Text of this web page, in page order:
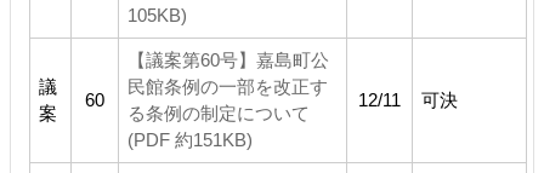
105KB)
議
案
60
【議案第60号】嘉島町公
民館条例の一部を改正す
る条例の制定について
(PDF 約151KB)
12/11 可決